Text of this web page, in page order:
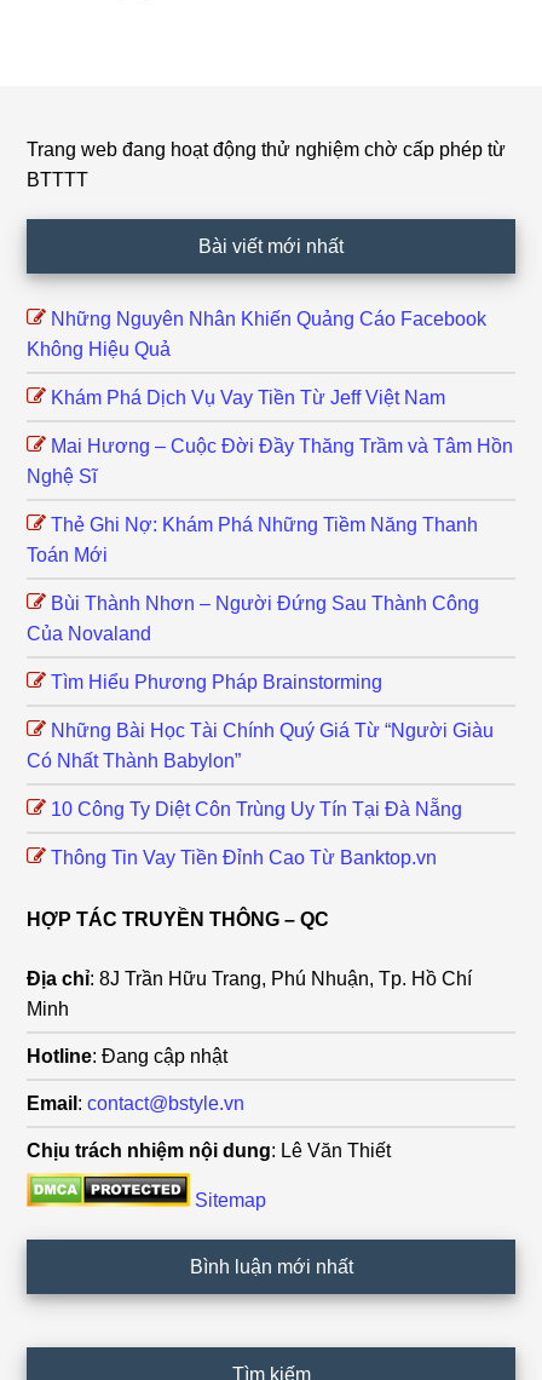
Footer
Trang web đang hoạt động thử nghiệm chờ cấp phép từ
BTTTT
Bài viết mới nhất
Những Nguyên Nhân Khiến Quảng Cáo Facebook
Không Hiệu Quả
Khám Phá Dịch Vụ Vay Tiền Từ Jeff Việt Nam
Mai Hương – Cuộc Đời Đầy Thăng Trầm và Tâm Hồn
Nghệ Sĩ
Thẻ Ghi Nợ: Khám Phá Những Tiềm Năng Thanh
Toán Mới
Bùi Thành Nhơn – Người Đứng Sau Thành Công
Của Novaland
Tìm Hiểu Phương Pháp Brainstorming
Những Bài Học Tài Chính Quý Giá Từ “Người Giàu
Có Nhất Thành Babylon”
10 Công Ty Diệt Côn Trùng Uy Tín Tại Đà Nẵng
Thông Tin Vay Tiền Đỉnh Cao Từ Banktop.vn
HỢP TÁC TRUYỀN THÔNG – QC
Địa chỉ: 8J Trần Hữu Trang, Phú Nhuận, Tp. Hồ Chí
Minh
Hotline: Đang cập nhật
Email :contact@bstyle.vn
Chịu trách nhiệm nội dung: Lê Văn Thiết
Sitemap
Bình luận mới nhất
Tìm kiếm